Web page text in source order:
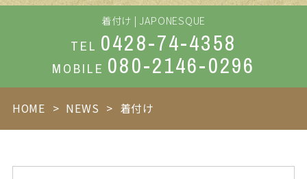
着付け | JAPONESQUE
TEL 0428-74-4358
MOBILE 080-2146-0296
HOME NEWS 着付け